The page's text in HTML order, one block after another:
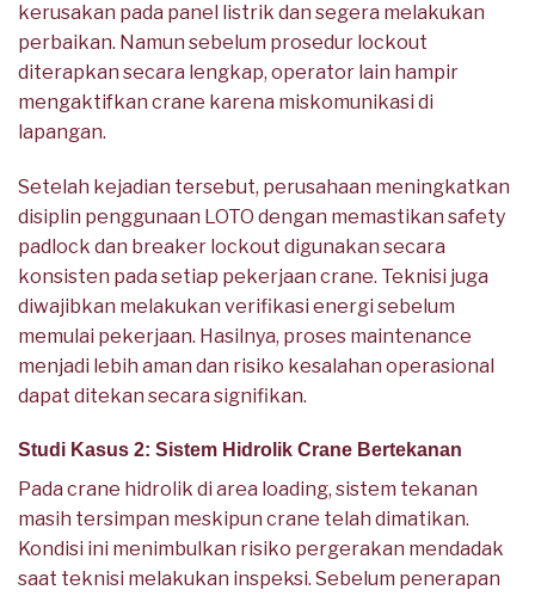
kerusakan pada panel listrik dan segera melakukan
perbaikan. Namun sebelum prosedur lockout
diterapkan secara lengkap, operator lain hampir
mengaktifkan crane karena miskomunikasi di
lapangan.
Setelah kejadian tersebut, perusahaan meningkatkan
disiplin penggunaan LOTO dengan memastikan safety
padlock dan breaker lockout digunakan secara
konsisten pada setiap pekerjaan crane. Teknisi juga
diwajibkan melakukan verifikasi energi sebelum
memulai pekerjaan. Hasilnya, proses maintenance
menjadi lebih aman dan risiko kesalahan operasional
dapat ditekan secara signifikan.
Studi Kasus 2: Sistem Hidrolik Crane Bertekanan
Pada crane hidrolik di area loading, sistem tekanan
masih tersimpan meskipun crane telah dimatikan.
Kondisi ini menimbulkan risiko pergerakan mendadak
saat teknisi melakukan inspeksi. Sebelum penerapan